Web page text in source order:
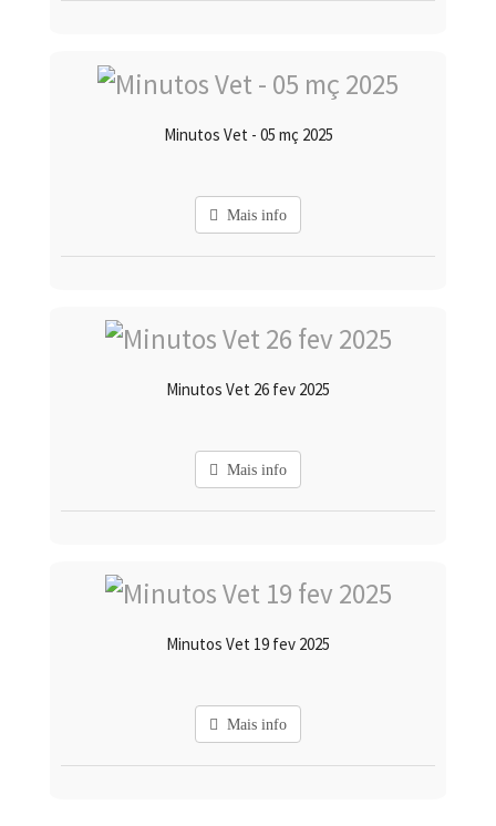
Minutos Vet - 05 mç 2025
Mais info
Minutos Vet 26 fev 2025
Mais info
Minutos Vet 19 fev 2025
Mais info